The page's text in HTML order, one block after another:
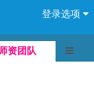
登录选项
资团队 导航